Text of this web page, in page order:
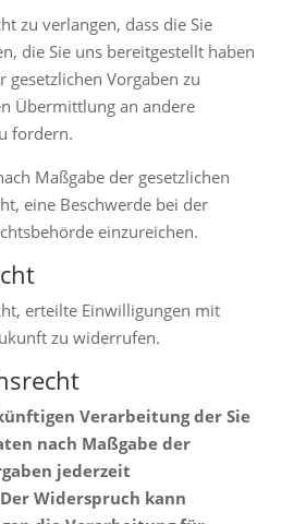
zu verlangen, dass die Sie
die Sie uns bereitgestellt haben
gesetzlichen Vorgaben zu
Übermittlung an andere
fordern.
Maßgabe der gesetzlichen
eine Beschwerde bei der
einzureichen.
erteilte Einwilligungen mit
zu widerrufen.
Verarbeitung der Sie
nach Maßgabe der
jederzeit
Widerspruch kann